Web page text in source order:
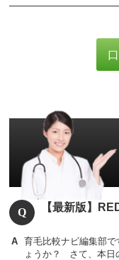
【最新版】
育毛比較ナビ編集部
ょうか？ さて、本日